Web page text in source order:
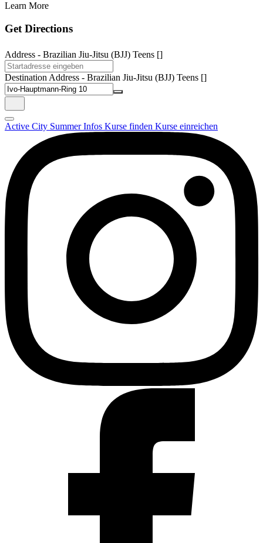
Learn More
Get Directions
Address - Brazilian Jiu-Jitsu (BJJ) Teens []
Destination Address - Brazilian Jiu-Jitsu (BJJ) Teens []
Active City SummerInfos Kurse finden Kurse einreichen